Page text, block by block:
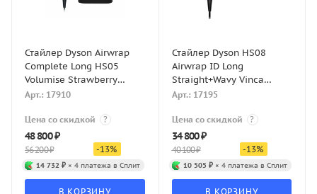
Стайлер Dyson Airwrap
Complete Long HS05
Volumise Strawberry
bronze/Blush pink
Арт.: 17910
Цена со скидкой ?
48 800₽
56 200₽ -13%
14 732 ₽ × 4 платежа в Сплит
В КОРЗИНУ
Стайлер Dyson HS08
Airwrap ID Long
Straight+Wavy Vinca
Blue/Topaz
Арт.: 17195
Цена со скидкой ?
34 800₽
40 100₽ -13%
10 505 ₽× 4 платежа в Сплит
В КОРЗИНУ